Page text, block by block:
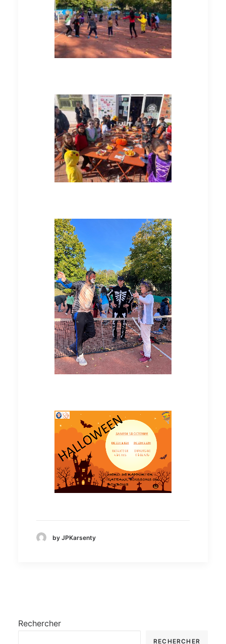
by JPKarsenty
Rechercher
RECHERCHER